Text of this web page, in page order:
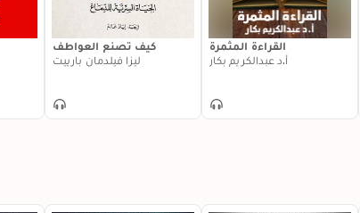
كيف تصنع العواطف
ليزا فيلدمان بارييت
القراءة المثمرة
أ.د عبدالكريم بكار